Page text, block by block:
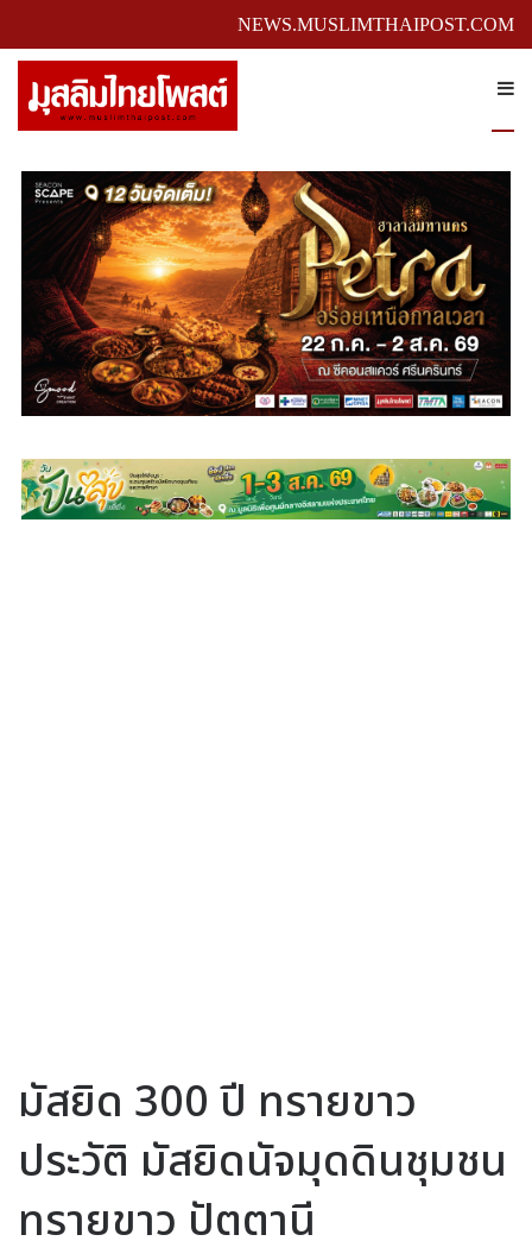
NEWS.MUSLIMTHAIPOST.COM
มัสยิด 300 ปี ทรายขาว
ประวัติ มัสยิดนัจมุดดินชุมชน
ทรายขาว ปัตตานี